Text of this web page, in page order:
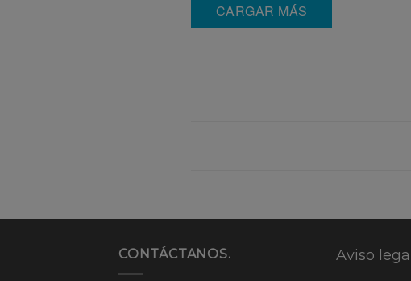
CARGAR MÁS
CONTÁCTANOS. Aviso legal